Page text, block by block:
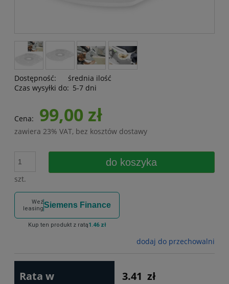
Dostępność:
średnia ilość
Czas wysyłki do: 5-7 dni
Cena: 99,00 zł
zawiera 23% VAT, bez kosztów dostawy
szt.
do koszyka
Weź
leasingSiemens Finance
Kup ten produkt z ratą1.46 zł
dodaj do przechowalni
Rata w
3.41 zł